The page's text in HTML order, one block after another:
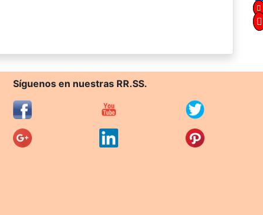
Síguenos en nuestras RR.SS.